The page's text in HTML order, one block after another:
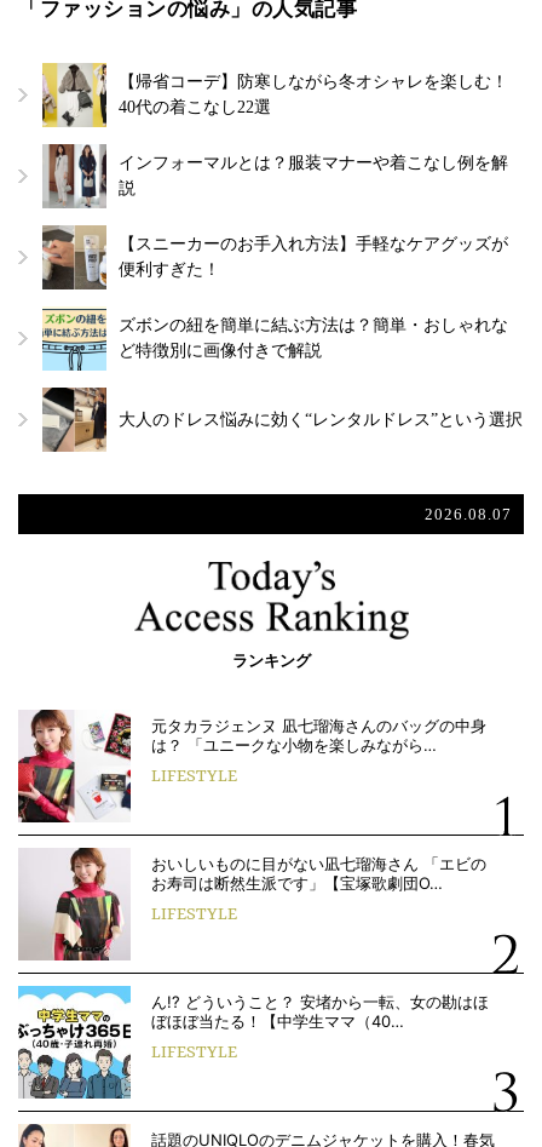
「ファッションの悩み」の人気記事
【帰省コーデ】防寒しながら冬オシャレを楽しむ！
40代の着こなし22選
インフォーマルとは？服装マナーや着こなし例を解
説
【スニーカーのお手入れ方法】手軽なケアグッズが
便利すぎた！
ズボンの紐を簡単に結ぶ方法は？簡単・おしゃれな
ど特徴別に画像付きで解説
大人のドレス悩みに効く“レンタルドレス”という選択
2026.08.07
ランキング
元タカラジェンヌ 凪七瑠海さんのバッグの中身
は？ 「ユニークな小物を楽しみながら…
LIFESTYLE
おいしいものに目がない凪七瑠海さん 「エビの
お寿司は断然生派です」【宝塚歌劇団O…
LIFESTYLE
ん!? どういうこと？ 安堵から一転、女の勘はほ
ぼほぼ当たる！【中学生ママ（40…
LIFESTYLE
話題のUNIQLOのデニムジャケットを購入！春気